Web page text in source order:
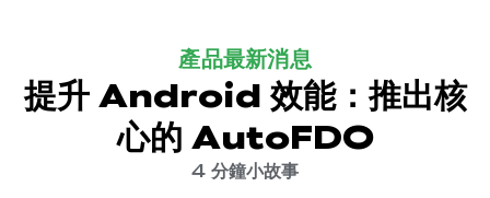
產品最新消息
提升 Android 效能：推出核
心的 AutoFDO
4 分鐘小故事